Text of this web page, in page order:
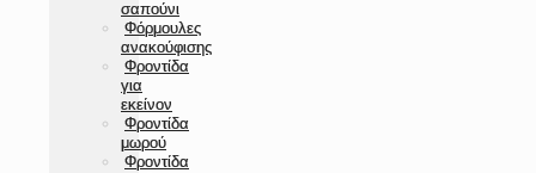
σαπούνι
Φόρμουλες
ανακούφισης
Φροντίδα
για
εκείνον
Φροντίδα
μωρού
Φροντίδα